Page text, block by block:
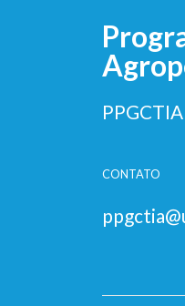
CONTATO